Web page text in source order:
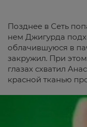
Позднее в Сеть
нем Джигурда
облачившуюся в
закружил. При
глазах схватил
красной тканью